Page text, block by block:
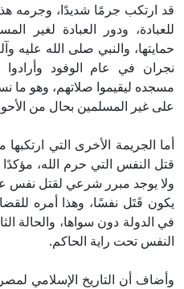
ارتكب جرمًا شديدًا، وجرمه هذا
ودور العبادة لغير
والنبي صلى الله عليه
في عام الوفود وأرادوا أن
ليقيموا صلاتهم، وهو ما
غير المسلمين بحال من الأحوال.
الجريمة الأخرى التي ارتكبها
النفس التي حرم الله، مؤكدًا
يوجد مبرر شرعي لقتل نفس على
قَتَل نفسًا، وهذا أمره للقضاء
الدولة دون سواها، والحالة
تحت راية الحاكم.
أن التاريخ الإسلامي لمصر